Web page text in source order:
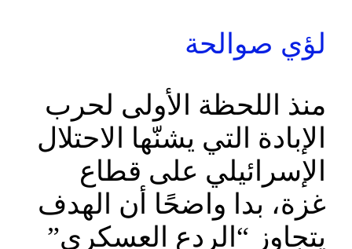
لؤي صوالحة
منذ اللحظة الأولى لحرب
الإبادة التي يشنّها الاحتلال
الإسرائيلي على قطاع
غزة، بدا واضحًا أن الهدف
يتجاوز “الردع العسكري”